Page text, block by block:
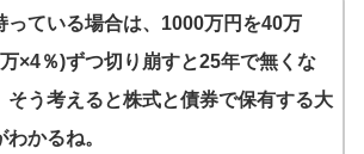
っている場合は、1000万円を40万
×4％)ずつ切り崩すと25年で無くな
そう考えると株式と債券で保有する大
わかるね。